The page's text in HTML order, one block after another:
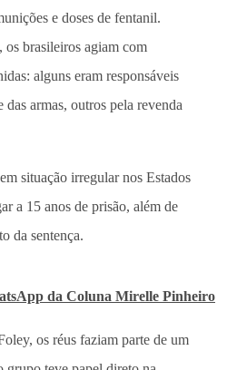
e doses de fentanil.
os brasileiros agiam com
alguns eram responsáveis
das armas, outros pela revenda
situação irregular nos Estados
a 15 anos de prisão, além de
da sentença.
da Coluna Mirelle Pinheiro
os réus faziam parte de um